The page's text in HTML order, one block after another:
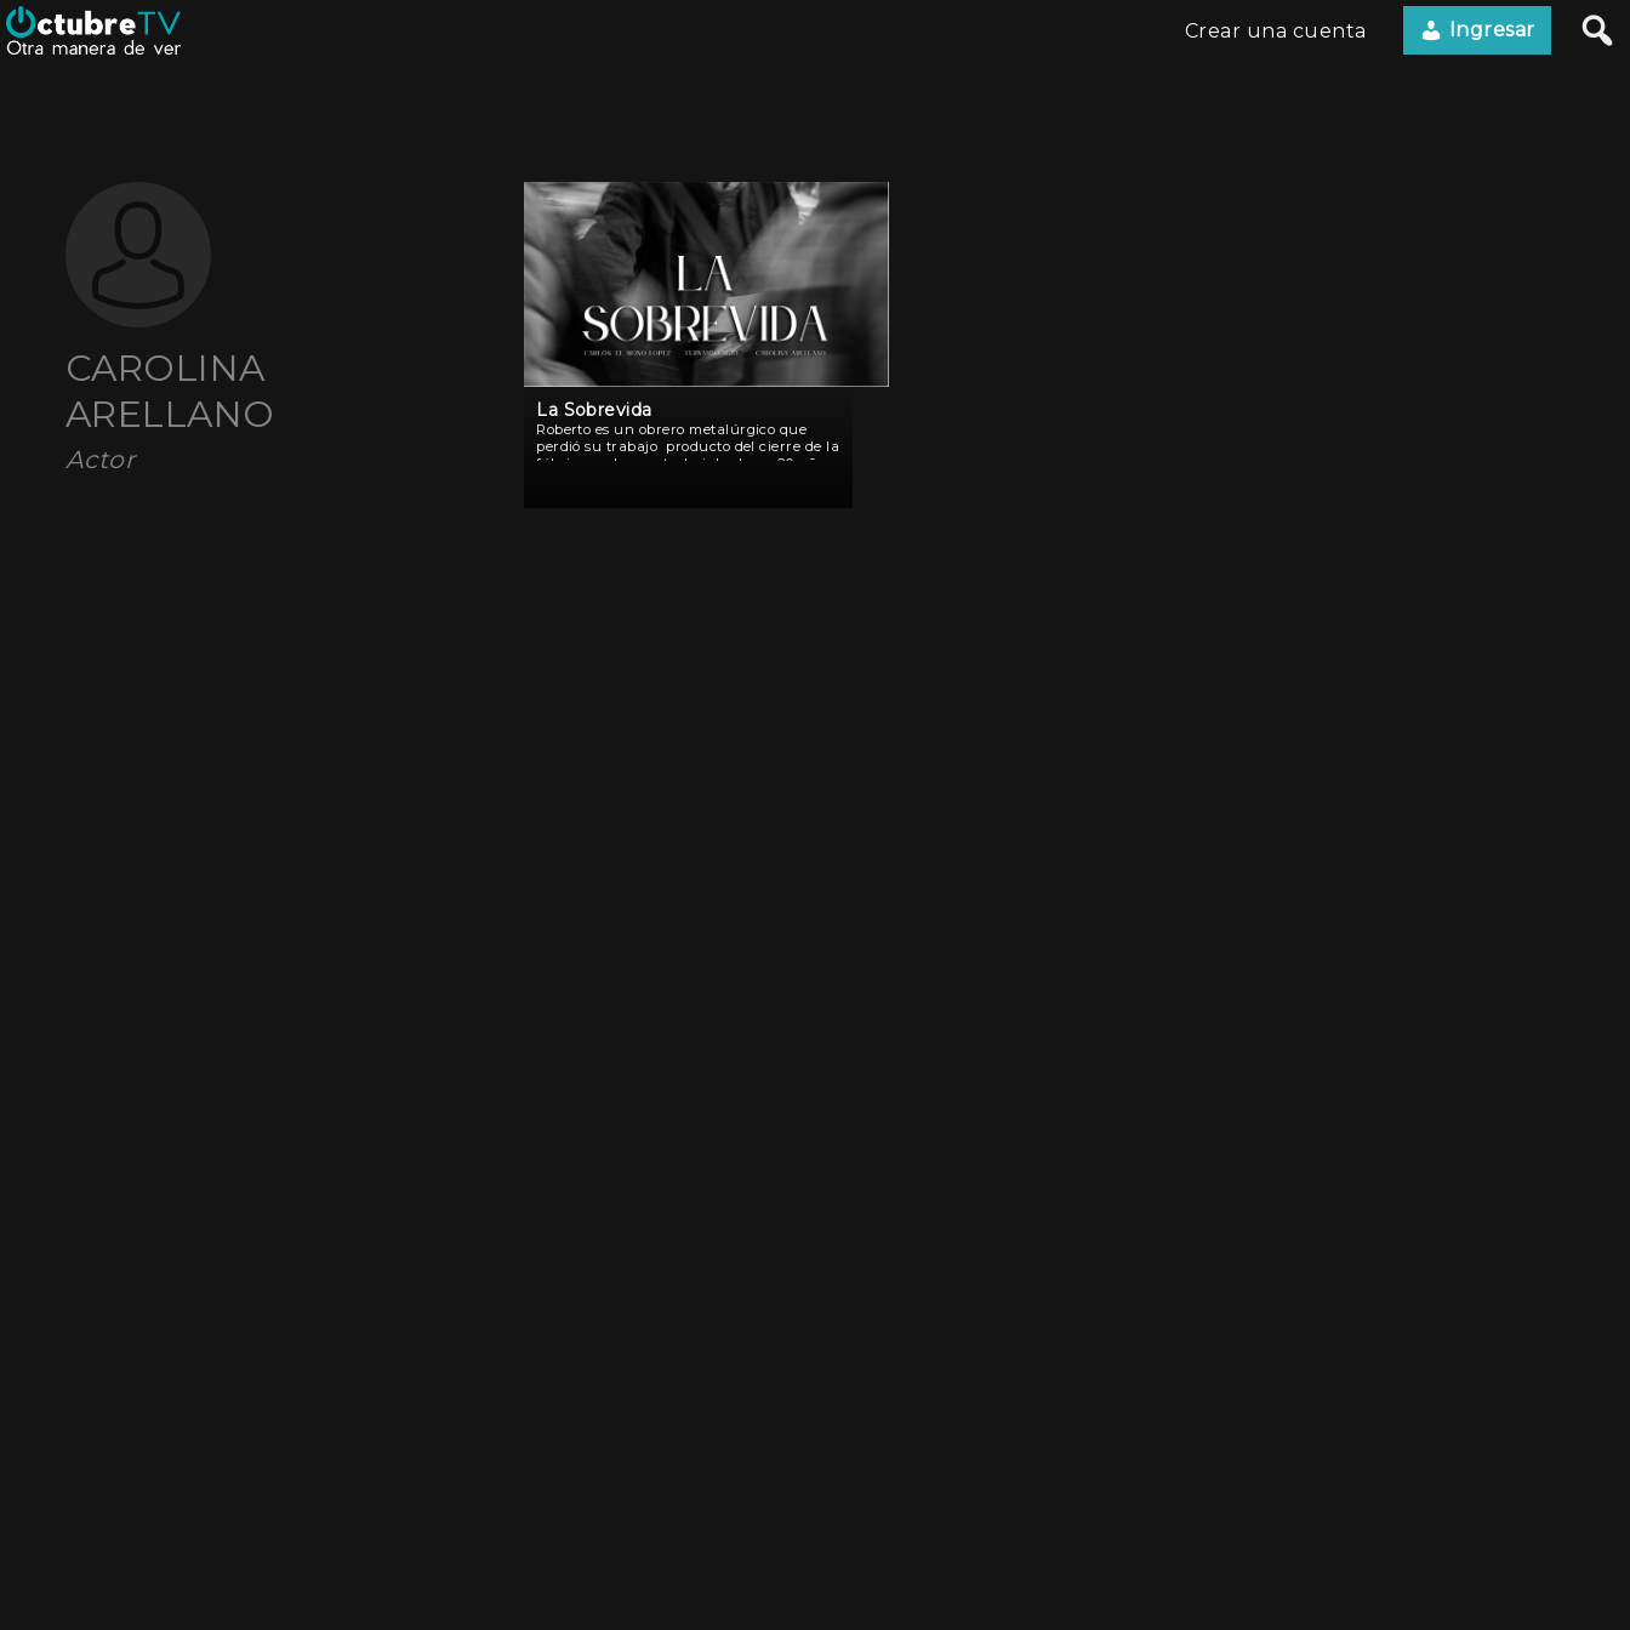
Crear una cuenta Ingresar
CAROLINA
ARELLANO
Actor
La Sobrevida
Roberto es un obrero metalúrgico que
perdió su trabajo producto del cierre de la
fábrica en la que trabajaba hace 20 años.